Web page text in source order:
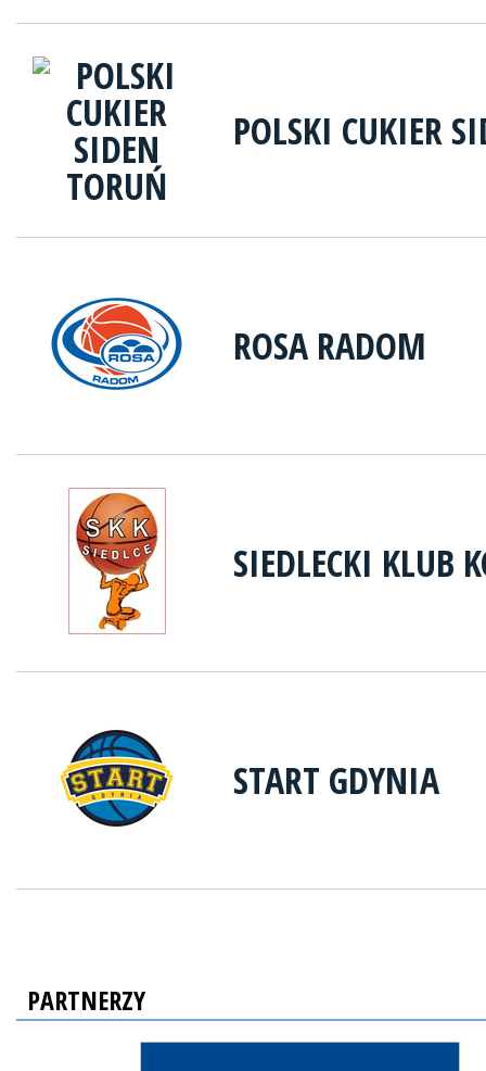
POLSKI CUKIER
ROSA RADOM
SIEDLECKI KLUB
START GDYNIA
PARTNERZY